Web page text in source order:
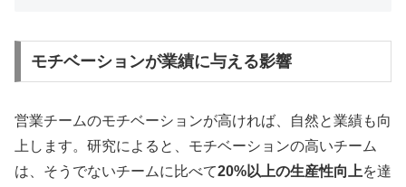
モチベーションが業績に与える影響
営業チームのモチベーションが高ければ、自然と業績も向
上します。研究によると、モチベーションの高いチーム
は、そうでないチームに比べて20%以上の生産性向上を達